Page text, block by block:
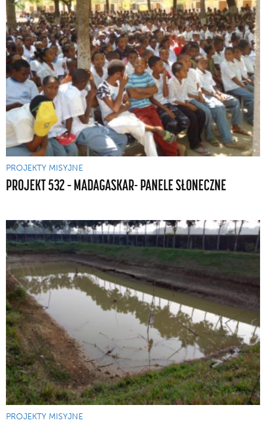
PROJEKTY MISYJNE
PROJEKT 532 – MADAGASKAR- PANELE SŁONECZNE
PROJEKTY MISYJNE